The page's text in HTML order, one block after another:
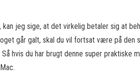
jeg sige, at det virkelig betaler sig at
går galt, skal du vil fortsat være på den
hvis du har brugt denne super praktiske